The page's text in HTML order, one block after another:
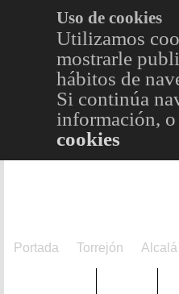
Uso de cookies
Utilizamos
mostrarle
hábitos de
Si continúa
información,
cookies
Portada Torrejón Alcalá